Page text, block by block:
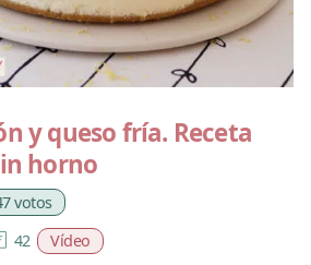
y queso fría. Receta
horno
votos
42 Vídeo